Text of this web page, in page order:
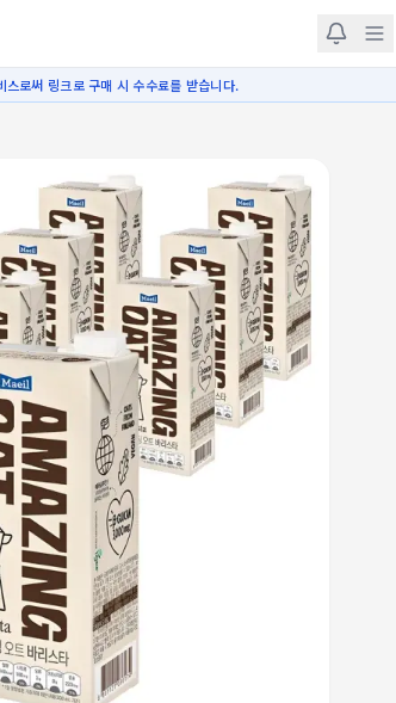
스로써 링크로 구매 시 수수료를 받습니다.